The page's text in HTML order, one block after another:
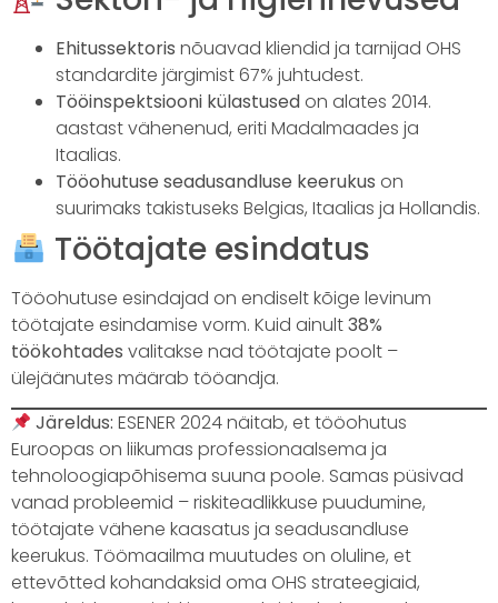
Ehitussektoris nõuavad kliendid ja tarnijad OHS
standardite järgimist 67% juhtudest.
Tööinspektsiooni külastusedon alates 2014.
aastast vähenenud, eriti Madalmaades ja
Itaalias.
Tööohutuse seadusandluse keerukus on
suurimaks takistuseks Belgias, Itaalias ja Hollandis.
Töötajate esindatus
Tööohutuse esindajad on endiselt kõige levinum
töötajate esindamise vorm. Kuid ainult38%
töökohtades valitakse nad töötajate poolt –
ülejäänutes määrab tööandja.
Järeldus: ESENER 2024 näitab, et tööohutus
Euroopas on liikumas professionaalsema ja
tehnoloogiapõhisema suuna poole. Samas püsivad
vanad probleemid – riskiteadlikkuse puudumine,
töötajate vähene kaasatus ja seadusandluse
keerukus. Töömaailma muutudes on oluline, et
ettevõtted kohandaksid oma OHS strateegiaid,